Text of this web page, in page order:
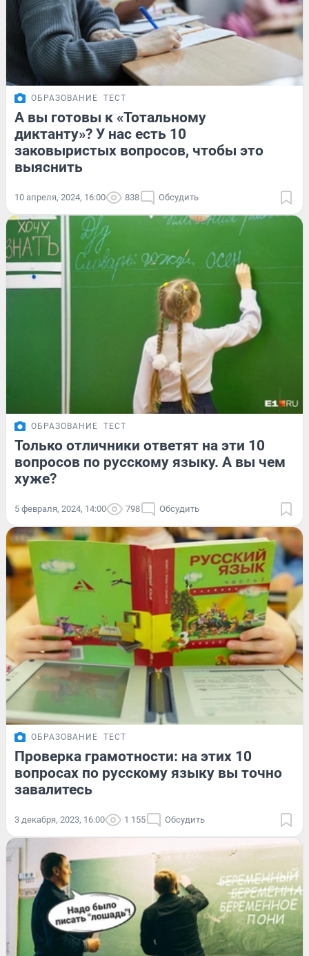
ОБРАЗОВАНИЕ ТЕСТ
А вы готовы к «Тотальному
диктанту»? У нас есть 10
заковыристых вопросов, чтобы это
выяснить
10 апреля, 2024, 16:00 838 Обсудить
ОБРАЗОВАНИЕ ТЕСТ
Только отличники ответят на эти 10
вопросов по русскому языку. А вы чем
хуже?
5 февраля, 2024, 14:00 798 Обсудить
ОБРАЗОВАНИЕ ТЕСТ
Проверка грамотности: на этих 10
вопросах по русскому языку вы точно
завалитесь
3 декабря, 2023, 16:00 1 155 Обсудить